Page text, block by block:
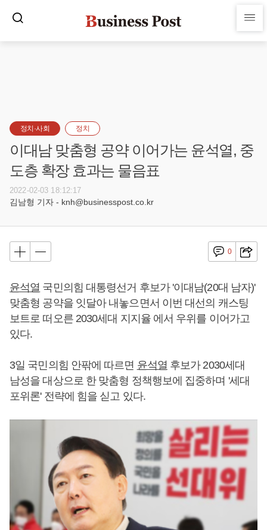
정치·사회 정치
이대남 맞춤형 공약 이어가는 윤석열, 중
도층 확장 효과는 물음표
2022-02-03 18:12:17
김남형 기자 - knh@businesspost.co.kr
0
윤석열 국민의힘 대통령선거 후보가 '이대남(20대 남자)'
맞춤형 공약을 잇달아 내놓으면서 이번 대선의 캐스팅
보트로 떠오른 2030세대 지지율 에서 우위를 이어가고
있다.
3일 국민의힘 안팎에 따르면 윤석열 후보가 2030세대
남성을 대상으로 한 맞춤형 정책행보에 집중하며 '세대
포위론' 전략에 힘을 싣고 있다.